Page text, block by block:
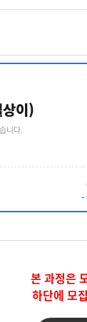
이)
니다.
-
본 과정은
하단에 모